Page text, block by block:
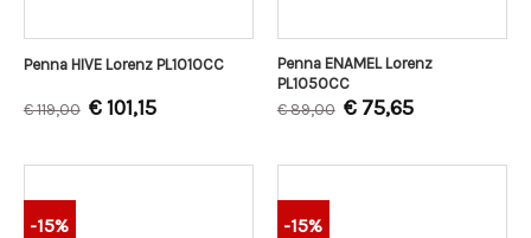
Penna HIVE Lorenz PL1010CC
€119,00 €101,15
Penna ENAMEL Lorenz
PL1050CC
€89,00 €75,65
-15% -15%